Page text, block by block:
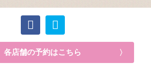
各店舗の予約はこちら